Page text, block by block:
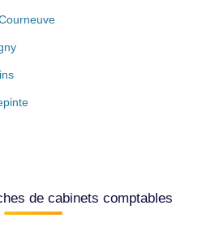
de cabinets comptables